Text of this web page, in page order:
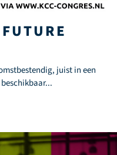
juist in een